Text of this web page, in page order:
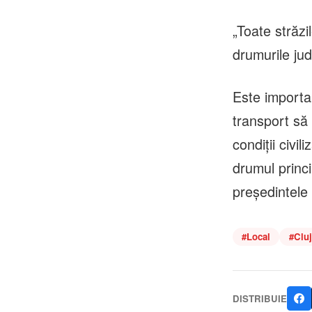
„Toate
drumurile
Este
transport
condiții
drumul
#Local #Cluj
DISTRIBUIE